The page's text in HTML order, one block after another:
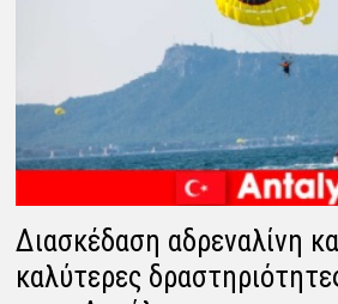
Διασκέδαση αδρεναλίνη
καλύτερες